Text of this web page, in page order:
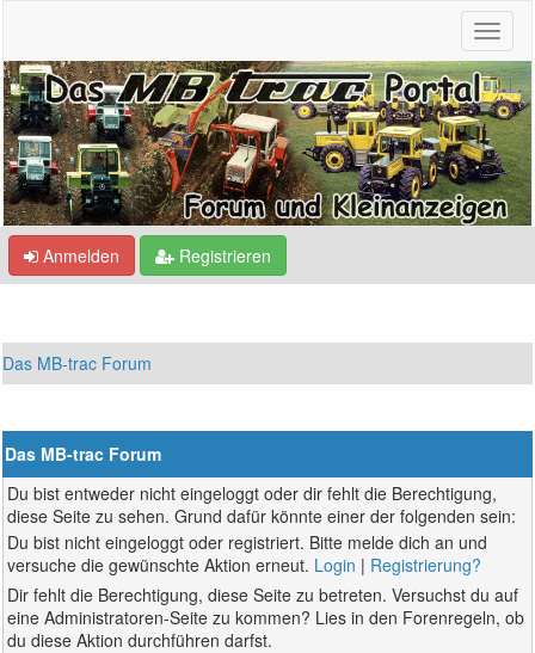
Anmelden Registrieren
Das MB-trac Forum
Das MB-trac Forum
Du bist entweder nicht eingeloggt oder dir fehlt die Berechtigung,
diese Seite zu sehen. Grund dafür könnte einer der folgenden sein:
Du bist nicht eingeloggt oder registriert. Bitte melde dich an und
versuche die gewünschte Aktion erneut. Login | Registrierung?
Dir fehlt die Berechtigung, diese Seite zu betreten. Versuchst du auf
eine Administratoren-Seite zu kommen? Lies in den Forenregeln, ob
du diese Aktion durchführen darfst.